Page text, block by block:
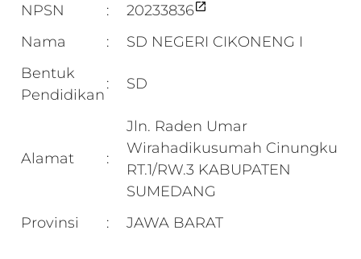
NPSN :
20233836
Nama
:
SD NEGERI CIKONENG I
Bentuk
Pendidikan
: SD
Alamat :
Jln. Raden Umar
Wirahadikusumah Cinungku
RT.1/RW.3 KABUPATEN
SUMEDANG
Provinsi
: JAWA BARAT